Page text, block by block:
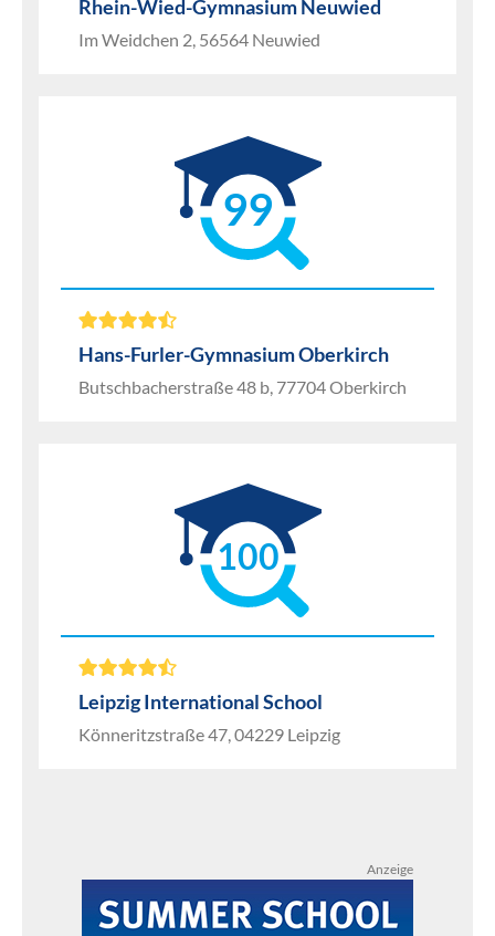
Rhein-Wied-Gymnasium Neuwied
Im Weidchen 2, 56564 Neuwied
99
Hans-Furler-Gymnasium Oberkirch
Butschbacherstraße 48 b, 77704 Oberkirch
100
Leipzig International School
Könneritzstraße 47, 04229 Leipzig
Anzeige